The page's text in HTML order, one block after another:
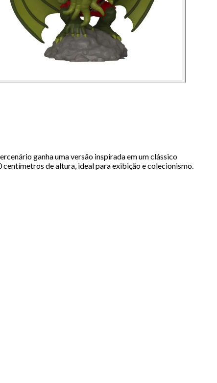
ganha uma versão inspirada em um clássico
de altura, ideal para exibição e colecionismo.